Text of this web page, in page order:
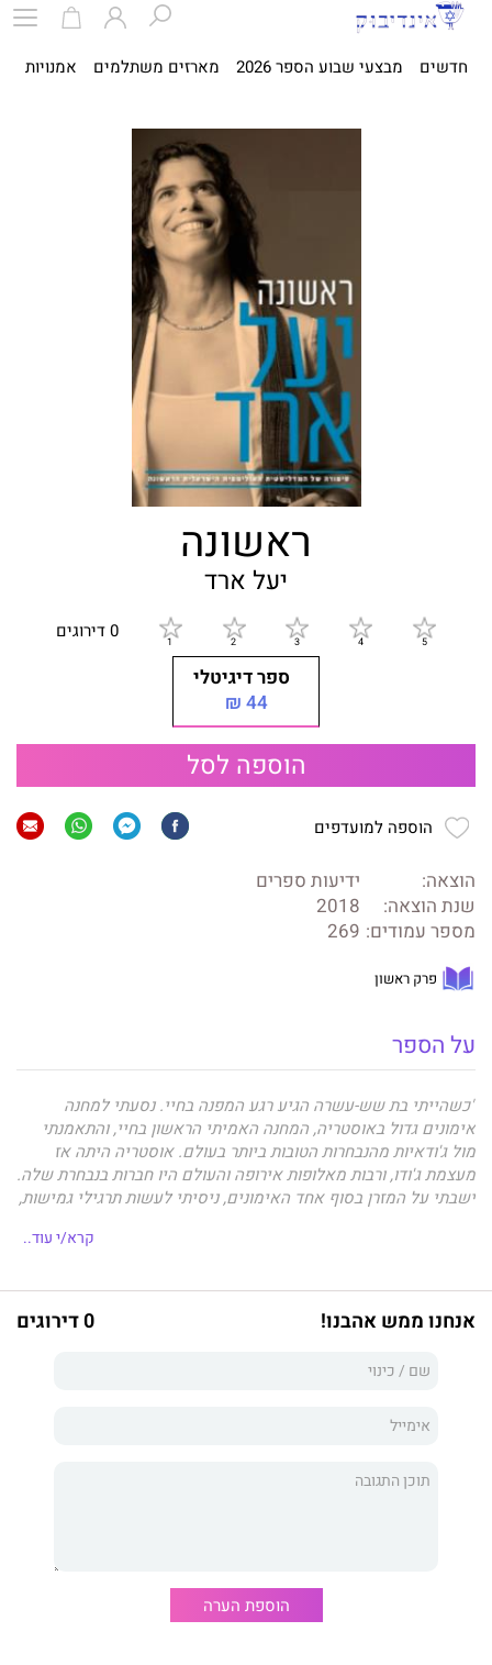
חדשים מבצעי שבוע הספר 2026 מארזים משתלמים אמנויות
ראשונה
יעל ארד
0 דירוגים
ספר דיגיטלי
44 ₪
הוספה לסל
הוספה למועדפים
הוצאה:
ידיעות ספרים
שנת הוצאה:
2018
מספר עמודים: 269
פרק ראשון
על הספר
"כשהייתי בת שש-עשרה הגיע רגע המפנה בחיי. נסעתי למחנה
אימונים גדול באוסטריה, המחנה האמיתי הראשון בחיי, והתאמנתי
מול ג'ודאיות מהנבחרות הטובות ביותר בעולם. אוסטריה היתה אז
מעצמת ג'ודו, ורבות מאלופות אירופה והעולם היו חברות בנבחרת שלה.
ישבתי על המזרן בסוף אחד האימונים, ניסיתי לעשות תרגילי גמישות,
רק בשר ודם ושהפער בינינו ניתן לגישור. אמרתי לעצמי: אם הן יכולות
ברחוב הירקון בתל אביב אכן הגשימה את שאיפתה: לא רק שנהפכה
שהביאה למדינת ישראל מדליה אולימפית.
בדרך לשם היה עליה לנצח לא רק על המזרן, אלא גם בהרבה זירות
פציעות קשות ועם ניתוחים מורכבים, לגבור על האכזבות המטלטלות,
לוותר על כל מה שהיה עלול להפריע לה בדרך להשגת המטרה ולקטוף
עוד ועוד הישגים בתנאים כמעט בלתי-אפשריים, כנגד כל הסיכויים.
קרא/י עוד..
אנחנו ממש אהבנו! 0 דירוגים
הוספת הערה